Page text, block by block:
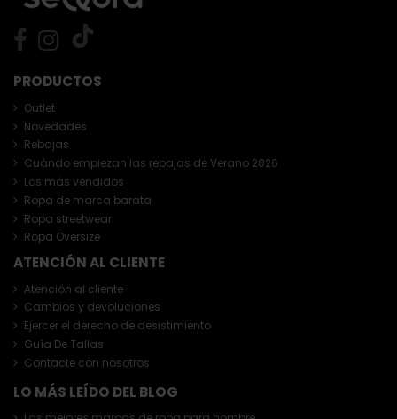
PRODUCTOS
Outlet
Novedades
Rebajas
Cuándo empiezan las rebajas de Verano 2026
Los más vendidos
Ropa de marca barata
Ropa streetwear
Ropa Oversize
ATENCIÓN AL CLIENTE
Atención al cliente
Cambios y devoluciones
Ejercer el derecho de desistimiento
Guía De Tallas
Contacte con nosotros
LO MÁS LEÍDO DEL BLOG